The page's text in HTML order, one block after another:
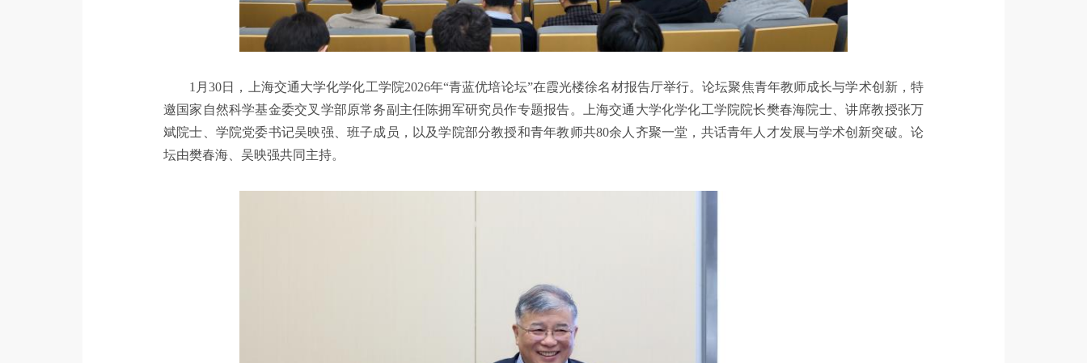
1月30日，上海交通大学化学化工学院2026年“青蓝优培论坛”在霞光楼徐名材报告厅举行。论坛聚焦青年教师成长与学术创新，特
邀国家自然科学基金委交叉学部原常务副主任陈拥军研究员作专题报告。上海交通大学化学化工学院院长樊春海院士、讲席教授张万
斌院士、学院党委书记吴映强、班子成员，以及学院部分教授和青年教师共80余人齐聚一堂，共话青年人才发展与学术创新突破。论
坛由樊春海、吴映强共同主持。